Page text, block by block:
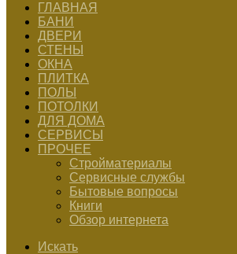
ГЛАВНАЯ
БАНИ
ДВЕРИ
СТЕНЫ
ОКНА
ПЛИТКА
ПОЛЫ
ПОТОЛКИ
ДЛЯ ДОМА
СЕРВИСЫ
ПРОЧЕЕ
Стройматериалы
Сервисные службы
Бытовые вопросы
Книги
Обзор интернета
Искать